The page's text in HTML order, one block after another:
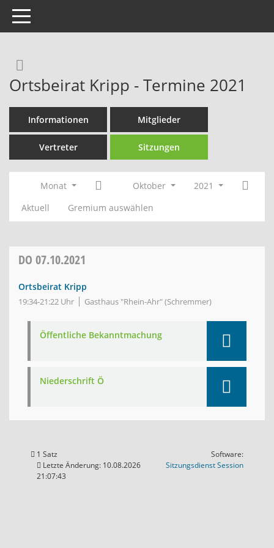
Toggle navigation
Ortsbeirat Kripp - Termine 2021
Informationen Mitglieder
Vertreter Sitzungen
Monat Oktober
2021
Aktuell
Gremium auswählen
DO 07.10.2021
Ortsbeirat Kripp
19:34-21:22 Uhr Gasthaus "Rhein-Ahr" (Schremmer)
Öffentliche Bekanntmachung
Niederschrift Ö
1 Satz
Letzte Änderung: 10.08.2026
21:07:43
Software:
SitzungsdienstSession(Wird in